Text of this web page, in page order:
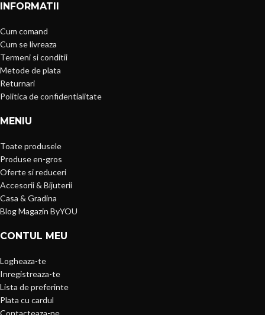
INFORMATII
Cum comand
Cum se livreaza
Termeni si conditii
Metode de plata
Returnari
Politica de confidentialitate
MENIU
Toate produsele
Produse en-gros
Oferte si reduceri
Accesorii & Bijuterii
Casa & Gradina
Blog Magazin ByYOU
CONTUL MEU
Logheaza-te
Inregistreaza-te
Lista de preferinte
Plata cu cardul
Contacteaza-ne